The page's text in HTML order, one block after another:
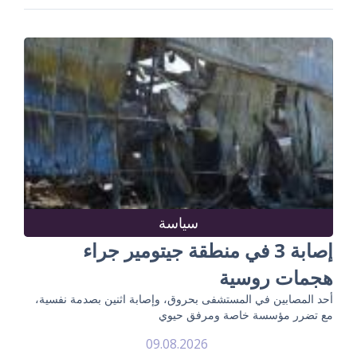
سياسة
إصابة 3 في منطقة جيتومير جراء
هجمات روسية
أحد المصابين في المستشفى بحروق، وإصابة اثنين بصدمة نفسية،
مع تضرر مؤسسة خاصة ومرفق حيوي
09.08.2026